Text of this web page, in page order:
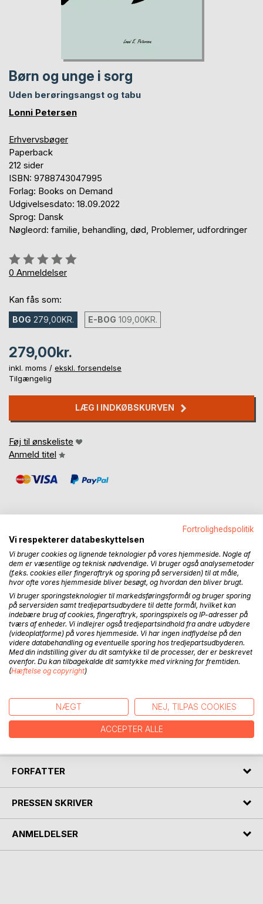
Børn og unge i sorg
Uden berøringsangst og tabu
Lonni Petersen
Erhvervsbøger
Paperback
212 sider
ISBN: 9788743047995
Forlag: Books on Demand
Udgivelsesdato: 18.09.2022
Sprog: Dansk
Nøgleord: familie, behandling, død, Problemer, udfordringer
Anmeldelse::
0%
0 Anmeldelser
Kan fås som:
BOG 279,00KR. E-BOG 109,00KR.
279,00kr.
inkl. moms / ekskl. forsendelse
Tilgængelig
LÆG I INDKØBSKURVEN
Føj til ønskeliste
Anmeld titel
BESKRIVELSE
Denne bog henvender sig til de professionelle, som er
omkring børn og unge, der møder døden og sorgen tidligt i
deres liv.
Bogen kan også bruges af børn og unges forældre og
netværk, da den kan skabe større klarhed over de
udfordringer, der naturligt kommer i livet efter et tab.
Det er en handlingsorienteret bog, der giver nogle konkrete
bud på, hvordan professionelle, netværket og forældre kan
Bogen kan desuden bruges til at etablere sorgstøtte i alle
former for institutioner og vise vejen for både forældre og
professionelle.
FORFATTER
PRESSEN SKRIVER
ANMELDELSER
Fortrolighedspolitik
Vi respekterer databeskyttelsen
Vi bruger cookies og lignende teknologier på vores hjemmeside. Nogle af
dem er væsentlige og teknisk nødvendige. Vi bruger også analysemetoder
(f.eks. cookies eller fingeraftryk og sporing på serversiden) til at måle,
hvor ofte vores hjemmeside bliver besøgt, og hvordan den bliver brugt.
Vi bruger sporingsteknologier til markedsføringsformål og bruger sporing
på serversiden samt tredjepartsudbydere til dette formål, hvilket kan
indebære brug af cookies, fingeraftryk, sporingspixels og IP-adresser på
tværs af enheder. Vi indlejrer også tredjepartsindhold fra andre udbydere
(videoplatforme) på vores hjemmeside. Vi har ingen indflydelse på den
videre databehandling og eventuelle sporing hos tredjepartsudbyderen.
Med din indstilling giver du dit samtykke til de processer, der er beskrevet
ovenfor. Du kan tilbagekalde dit samtykke med virkning for fremtiden.
(Hæftelse og copyright)
NÆGT NEJ, TILPAS COOKIES
ACCEPTER ALLE